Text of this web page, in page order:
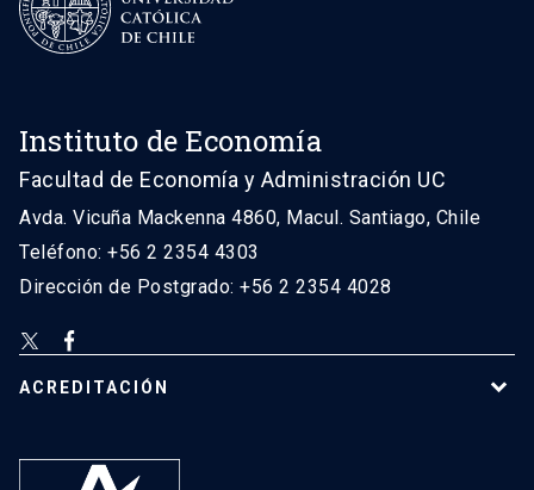
Instituto de Economía
Facultad de Economía y Administración UC
Avda. Vicuña Mackenna 4860, Macul. Santiago, Chile
Teléfono: +56 2 2354 4303
Dirección de Postgrado: +56 2 2354 4028
ACREDITACIÓN